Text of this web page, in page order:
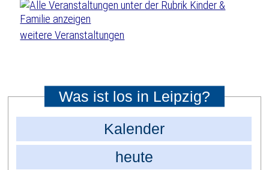
weitere Veranstaltungen
Was ist los in Leipzig?
Kalender
heute